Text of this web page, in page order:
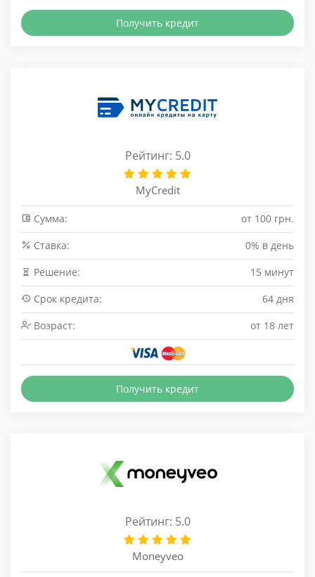
Получить кредит
Рейтинг: 5.0
MyCredit
Сумма:
от 100 грн.
Cтавка:
0% в день
Решение:
15 минут
Срок кредита:
64 дня
Возраст:
от 18 лет
Получить кредит
Рейтинг: 5.0
Moneyveo